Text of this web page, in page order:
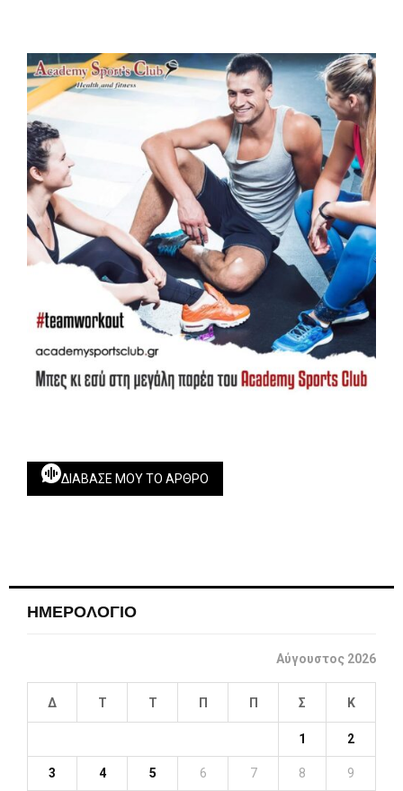
ΔΙΆΒΑΣΕ ΜΟΥ ΤΟ ΆΡΘΡΟ
ΗΜΕΡΟΛΟΓΙΟ
Αύγουστος 2026
Δ Τ Τ Π Π Σ Κ
1 2
3 4 5 6 7 8 9